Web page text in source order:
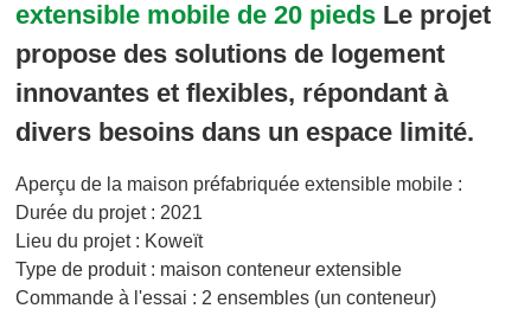
extensible mobile de 20 pieds Le projet
propose des solutions de logement
innovantes et flexibles, répondant à
divers besoins dans un espace limité.
Aperçu de la maison préfabriquée extensible mobile :
Durée du projet : 2021
Lieu du projet : Koweït
Type de produit : maison conteneur extensible
Commande à l'essai : 2 ensembles (un conteneur)